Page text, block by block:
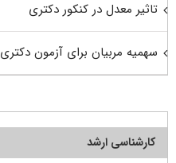
تاثیر معدل در کنکور دکتری
سهمیه مربیان برای آزمون دکتری
کارشناسی ارشد